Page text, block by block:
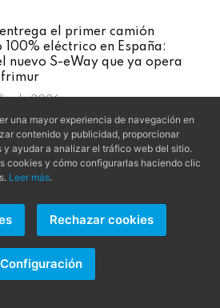
entrega el primer camión
100% eléctrico en España:
nuevo S-eWay que ya opera
de 2026
UT: el nuevo coche
que quiere revolucionar el
compacto desde 22.945
de 2026
antes y un después con 5
Euro NCAP y una carga
una mayor experiencia de navegación en
contenido y publicidad, proporcionar
y ayudar a analizar el tráfico web del sitio.
cookies y cómo configurarlas haciendo clic
Leer más.
Rechazar cookies
Configuración